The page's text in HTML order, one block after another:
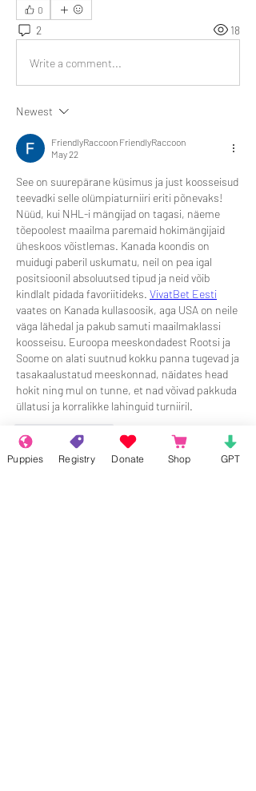
0
2 18
Write a comment...
Newest
FriendlyRaccoon FriendlyRaccoon
May 22
See on suurepärane küsimus ja just koosseisud
teevadki selle olümpiaturniiri eriti põnevaks!
Nüüd, kui NHL-i mängijad on tagasi, näeme
tõepoolest maailma paremaid hokimängijaid
üheskoos võistlemas. Kanada koondis on
muidugi paberil uskumatu, neil on pea igal
positsioonil absoluutsed tipud ja neid võib
kindlalt pidada favoriitideks. VivatBet Eesti
vaates on Kanada kullasoosik, aga USA on neile
väga lähedal ja pakub samuti maailmaklassi
koosseisu. Euroopa meeskondadest Rootsi ja
Soome on alati suutnud kokku panna tugevad ja
tasakaalustatud meeskonnad, näidates head
hokit ning mul on tunne, et nad võivad pakkuda
üllatusi ja korralikke lahinguid turniiril.
Show more comments
Puppies Registry Donate Shop GPT